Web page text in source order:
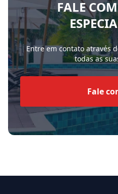
FALE
Entre em contato através
todas as
Fale